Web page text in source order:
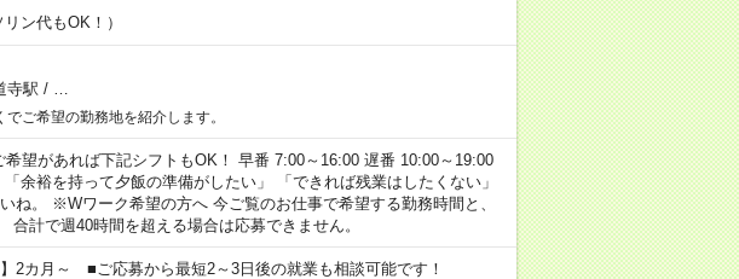
ン代もOK！）
寺駅 /
ご希望の勤務地を紹介します。
望があれば下記シフトもOK！ 早番 7:00～16:00 遅番 10:00～19:00
「余裕を持って夕飯の準備がしたい」 「できれば残業はしたくない」
ね。 ※Wワーク希望の方へ 今ご覧のお仕事で希望する勤務時間と、
合計で週40時間を超える場合は応募できません。
2カ月～ ■ご応募から最短2～3日後の就業も相談可能です！